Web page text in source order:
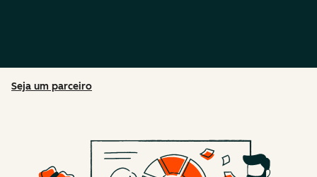
Seja um parceiro